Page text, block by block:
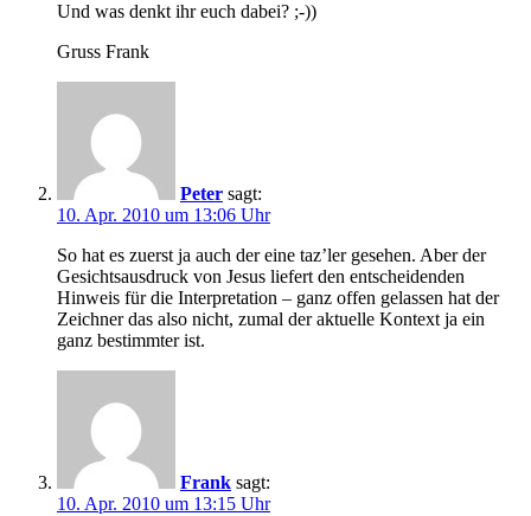
Und was denkt ihr euch dabei? ;-))
Gruss Frank
Peter sagt:
10. Apr. 2010 um 13:06 Uhr
So hat es zuerst ja auch der eine taz’ler gesehen. Aber der
Gesichtsausdruck von Jesus liefert den entscheidenden
Hinweis für die Interpretation – ganz offen gelassen hat der
Zeichner das also nicht, zumal der aktuelle Kontext ja ein
ganz bestimmter ist.
Frank sagt:
10. Apr. 2010 um 13:15 Uhr